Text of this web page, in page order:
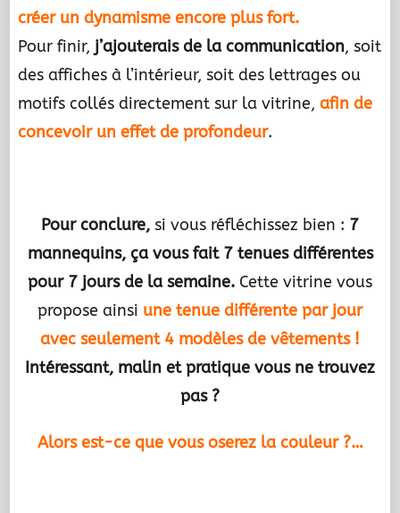
créer un dynamisme encore plus fort.
Pour finir, j’ajouterais de la communication, soit
des affiches à l’intérieur, soit des lettrages ou
motifs collés directement sur la vitrine, afin de
concevoir un effet de profondeur.
Pour conclure, si vous réfléchissez bien : 7
mannequins, ça vous fait 7 tenues différentes
pour 7 jours de la semaine. Cette vitrine vous
propose ainsi une tenue différente par jour
avec seulement 4 modèles de vêtements !
Intéressant, malin et pratique vous ne trouvez
pas ?
Alors est-ce que vous oserez la couleur ?…